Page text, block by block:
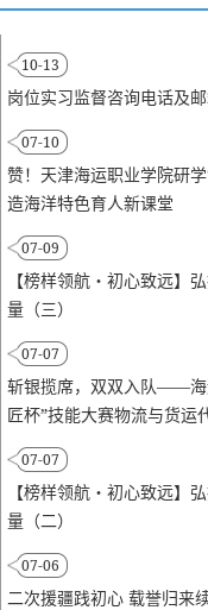
10-13
岗位实习监督咨询电话及
07-10
赞！天津海运职业学院研
造海洋特色育人新课堂
07-09
【榜样领航・初心致远】
量（三）
07-07
斩银揽席，双双入队——海
匠杯”技能大赛物流与货运
07-07
【榜样领航・初心致远】
量（二）
07-06
二次援疆践初心 载誉归